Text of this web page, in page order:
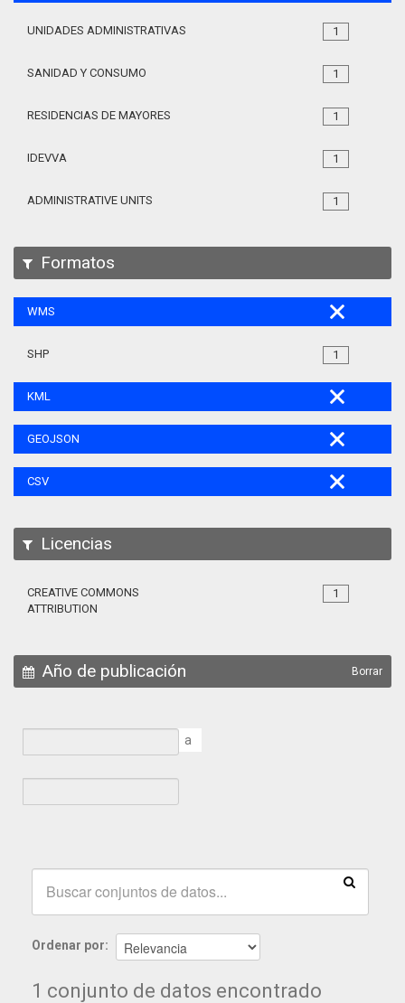
1
UNIDADES ADMINISTRATIVAS
1
SANIDAD Y CONSUMO
1
RESIDENCIAS DE MAYORES
1
IDEVVA
1
ADMINISTRATIVE UNITS
Formatos
WMS
1
SHP
KML
GEOJSON
CSV
Licencias
1
CREATIVE COMMONS
ATTRIBUTION
Año de publicación Borrar
a
Ordenar por
1 conjunto de datos encontrado